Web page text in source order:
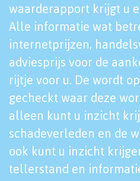
waarderapport krijgt u
Alle informatie wat
internetprijzen,
adviesprijs voor de
rijtje voor u. De wordt
gecheckt waar deze
alleen kunt u inzicht
schadeverleden en de
ook kunt u inzicht
tellerstand en